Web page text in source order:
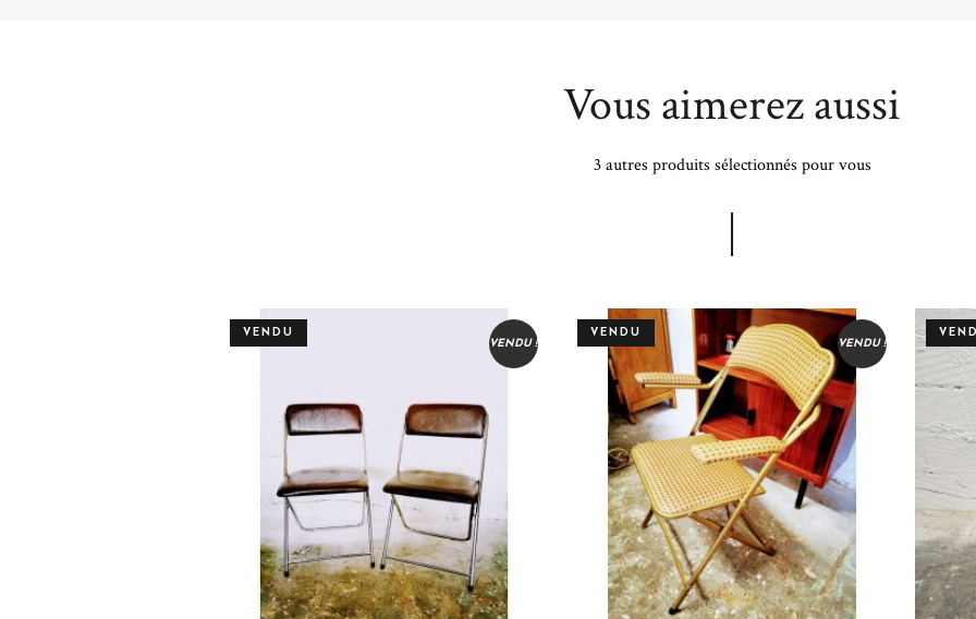
Vous aimerez aussi
3 autres produits sélectionnés pour vous
VENDU !
VENDU
VENDU !
VENDU